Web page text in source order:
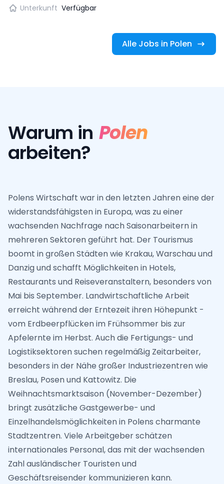
Unterkunft Verfügbar
Alle Jobs in Polen
Warum in Polen
arbeiten?
Polens Wirtschaft war in den letzten Jahren eine der
widerstandsfähigsten in Europa, was zu einer
wachsenden Nachfrage nach Saisonarbeitern in
mehreren Sektoren geführt hat. Der Tourismus
boomt in großen Städten wie Krakau, Warschau und
Danzig und schafft Möglichkeiten in Hotels,
Restaurants und Reiseveranstaltern, besonders von
Mai bis September. Landwirtschaftliche Arbeit
erreicht während der Erntezeit ihren Höhepunkt -
vom Erdbeerpflücken im Frühsommer bis zur
Apfelernte im Herbst. Auch die Fertigungs- und
Logistiksektoren suchen regelmäßig Zeitarbeiter,
besonders in der Nähe großer Industriezentren wie
Breslau, Posen und Kattowitz. Die
Weihnachtsmarktsaison (November-Dezember)
bringt zusätzliche Gastgewerbe- und
Einzelhandelsmöglichkeiten in Polens charmante
Stadtzentren. Viele Arbeitgeber schätzen
internationales Personal, das mit der wachsenden
Zahl ausländischer Touristen und
Geschäftsreisender kommunizieren kann.